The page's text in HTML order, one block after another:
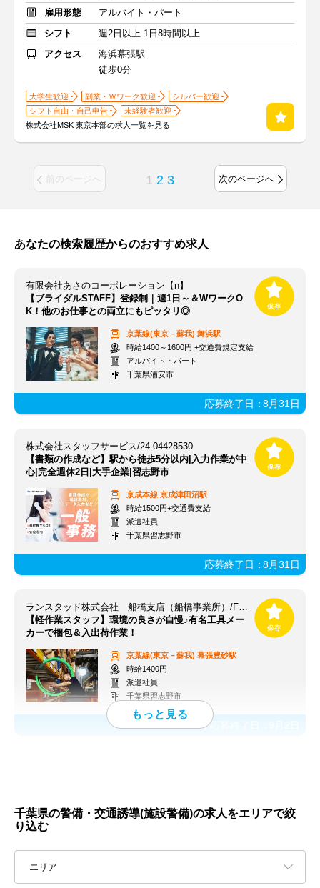
雇用形態
アルバイト・パート
シフト
週2日以上 1日8時間以上
アクセス
海浜幕張駅
徒歩0分
大学生歓迎 副業・Ｗワーク歓迎
シルバー歓迎
シフト自由・自己申告
未経験者歓迎
株式会社MSK 東京本部の求人一覧を見る
前のページへ 1 2 3 次のページへ
あなたの検索履歴からのおすすめ求人
有限会社あさのコーポレーション【n】
【ブライダルSTAFF】登録制｜週1日～＆WワークO
K！他のお仕事との両立にもピッタリ◎
京葉線(東京－蘇我) 舞浜駅
時給1400～1600円 +交通費規定支給
アルバイト・パート
千葉県浦安市
応募終了日：8月31日
株式会社スタッフサービス/24-04428530
【書類の作成など】駅から徒歩5分以内|入力作業が中
心|完全週休2日|大手企業|習志野市
京成本線 京成津田沼駅
時給1500円+交通費支給
派遣社員
千葉県習志野市
応募終了日：8月31日
ランスタッド株式会社 船橋支店（船橋事業所）/FFBS112727
【軽作業スタッフ】環境の良さが自慢♪有名工具メー
カーで梱包＆入出荷作業！
京葉線(東京－蘇我) 幕張豊砂駅
時給1400円
派遣社員
千葉県習志野市
応募終了日：
千葉県の警備・交通誘導(施設警備)の求人をエリアで絞
り込む
エリア